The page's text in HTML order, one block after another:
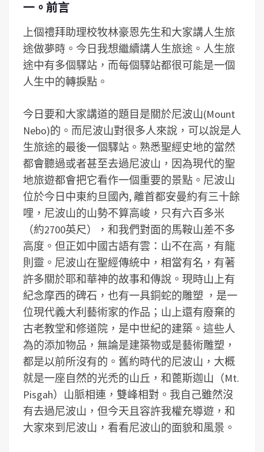
一。前言
上個禮拜助理校牧林豪恩先生和大家講人生旅
途做夢時。今日我想繼續講人生旅途。人生旅
途中有多個驛站，而每個驛站都很可能是一個
人生中的轉捩點。
今日要和大家講道的題目是關於尼波山(Mount
Nebo)的。而尼波山對很多人來說，可以說是人
生旅途的最後一個驛站。熟悉聖經史地的當然
都會聽過或者甚至去過尼波山，因為現代的聖
地旅遊都會把它看作一個重要的景點。尼波山
位於今日中東約旦國內, 離首都安曼約有三十餘
哩，尼波山的山勢不算高峻，只有六百多米
（約2700英尺），和我們對面的馬鞍山差不多
高度。但正如中國古語有雲：山不在高，有龍
則靈。尼波山在聖經傳統中，相當有名，有著
許多關於耶和華神的故事和傳說。現時山上有
紀念摩西的碑石，也有一具銅蛇的雕塑 ，是一
位現代義大利藝術家的作品；山上還有廢棄的
古老教堂和修道院，是中世紀的建築。這些人
為的添加物品，無論是建築物或是藝術雕塑，
都是以前所沒有的。舊約時代的尼波山，大概
就是一座自然的光禿的山丘，和蓖斯迦山（Mt.
Pisgah）山脈相連，雙峰相對。我自己雖然沒
有去過尼波山，但今天且容許我權充導遊，和
大家來到尼波山，看看尼波山的面貌和風景。